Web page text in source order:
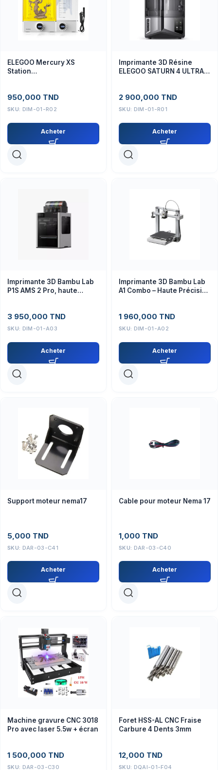
ELEGOO Mercury XS
Station
950,000 TND
SKU: DIM-01-R02
Acheter
Imprimante 3D Résine
ELEGOO SATURN 4 ULTRA
2 900,000 TND
SKU: DIM-01-R01
Acheter
Imprimante 3D Bambu Lab
P1S AMS 2 Pro, haute
3 950,000 TND
SKU: DIM-01-A03
Acheter
Imprimante 3D Bambu Lab
A1 Combo – Haute Précision
1 960,000 TND
SKU: DIM-01-A02
Acheter
Support moteur nema17
5,000 TND
SKU: DAR-03-C41
Acheter
Cable pour moteur Nema 17
1,000 TND
SKU: DAR-03-C40
Acheter
Machine gravure CNC 3018
Pro avec laser 5.5w + écran
1 500,000 TND
SKU: DAR-03-C30
Foret HSS-AL CNC Fraise
Carbure 4 Dents 3mm
12,000 TND
SKU: DQAI-01-F04